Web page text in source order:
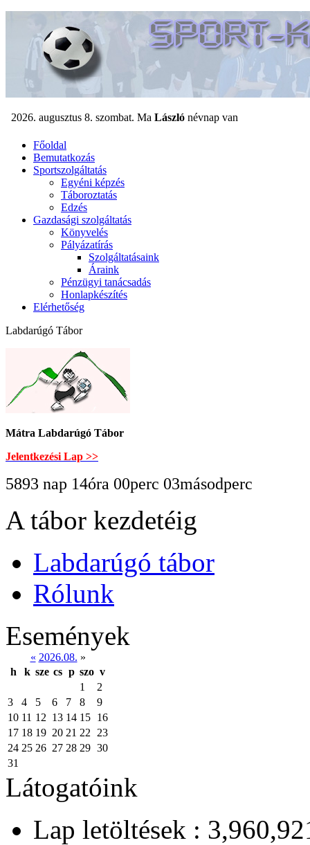
Főoldal
Bemutatkozás
Sportszolgáltatás
Egyéni képzés
Táboroztatás
Edzés
Gazdasági szolgáltatás
Könyvelés
Pályázatírás
Szolgáltatásaink
Áraink
Pénzügyi tanácsadás
Honlapkészítés
Elérhetőség
Labdarúgó Tábor
Mátra Labdarúgó Tábor
Jelentkezési Lap >>
5893 nap 14óra 00perc 04másodperc
A tábor kezdetéig
Labdarúgó tábor
Rólunk
Események
« 2026.08. »
h
k sze cs p szo v
1
2
3
4 5 6 7 8
9
10 11 12 13 14 15 16
17 18 19 20 21 22
23
24 25 26 27 28 29 30
31
Látogatóink
Lap letöltések :